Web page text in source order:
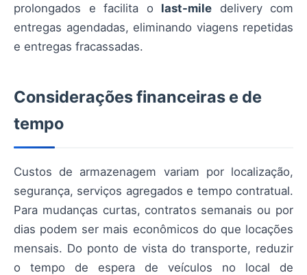
prolongados e facilita o last-mile delivery com
entregas agendadas, eliminando viagens repetidas
e entregas fracassadas.
Considerações financeiras e de
tempo
Custos de armazenagem variam por localização,
segurança, serviços agregados e tempo contratual.
Para mudanças curtas, contratos semanais ou por
dias podem ser mais econômicos do que locações
mensais. Do ponto de vista do transporte, reduzir
o tempo de espera de veículos no local de